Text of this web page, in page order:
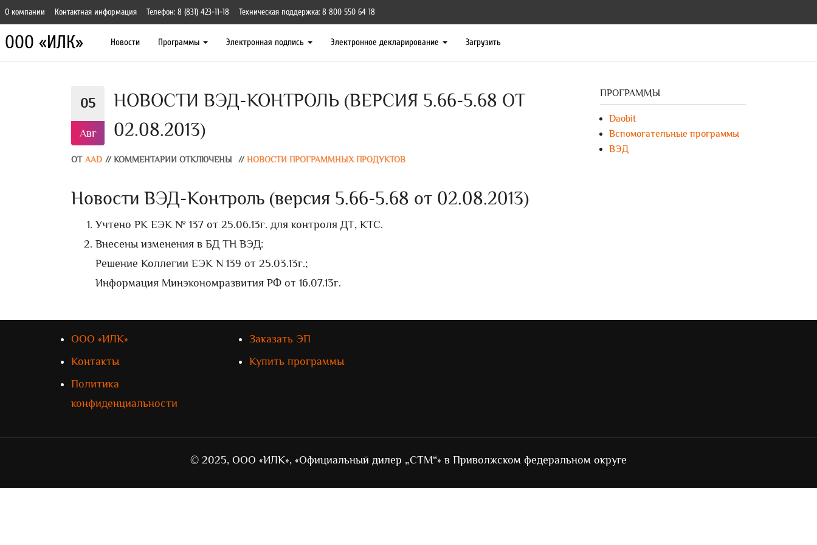
О компании Контактная информация Телефон: 8 (831) 423-11-18 Техническая поддержка: 8 800 550 64 18
ООО «ИЛК» Новости Программы Электронная подпись Электронное декларирование Загрузить
05
Авг
НОВОСТИ ВЭД-КОНТРОЛЬ (ВЕРСИЯ 5.66-5.68 ОТ
02.08.2013)
ОТ AAD // КОММЕНТАРИИ ОТКЛЮЧЕНЫ // НОВОСТИ ПРОГРАММНЫХ ПРОДУКТОВ
Новости ВЭД-Контроль (версия 5.66-5.68 от 02.08.2013)
Учтено РК ЕЭК № 137 от 25.06.13г. для контроля ДТ, КТС.
Внесены изменения в БД ТН ВЭД:
Решение Коллегии ЕЭК N 139 от 25.03.13г.;
Информация Минэкономразвития РФ от 16.07.13г.
ПРОГРАММЫ
Daobit
Вспомогательные программы
ВЭД
ООО «ИЛК»
Контакты
Политика
конфиденциальности
Заказать ЭП
Купить программы
© 2025, ООО «ИЛК», «Официальный дилер „СТМ“» в Приволжском федеральном округе